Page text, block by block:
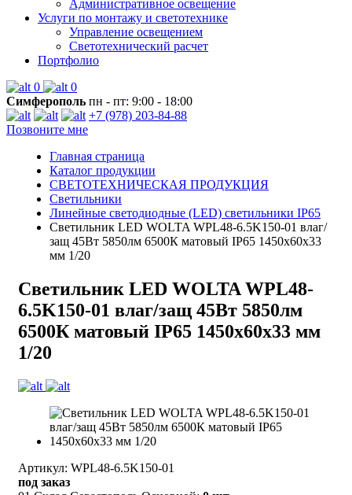
Административное освещение
Услуги по монтажу и светотехнике
Управление освещением
Светотехнический расчет
Портфолио
0
0
Симферополь пн - пт: 9:00 - 18:00
+7 (978) 203-84-88
Позвоните мне
Главная страница
Каталог продукции
СВЕТОТЕХНИЧЕСКАЯ ПРОДУКЦИЯ
Светильники
Линейные светодиодные (LED) светильники IP65
Светильник LED WOLTA WPL48-6.5K150-01 влаг/
защ 45Вт 5850лм 6500К матовый IP65 1450x60x33
мм 1/20
Светильник LED WOLTA WPL48-
6.5K150-01 влаг/защ 45Вт 5850лм
6500К матовый IP65 1450x60x33 мм
1/20
Артикул: WPL48-6.5K150-01
под заказ